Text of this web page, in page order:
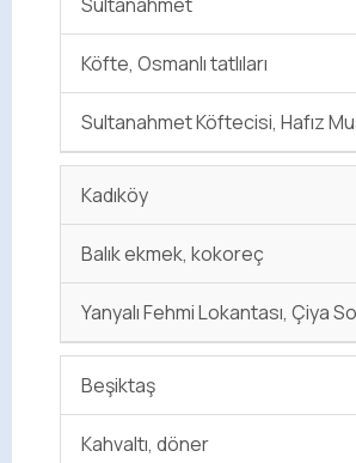
Köfte, Osmanlı tatlıları
Sultanahmet Köftecisi, Hafız
Kadıköy
Balık ekmek, kokoreç
Yanyalı Fehmi Lokantası, Çiya
Beşiktaş
Kahvaltı, döner